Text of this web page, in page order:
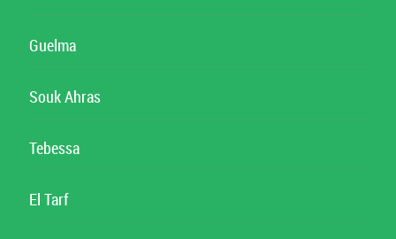
Guelma
Souk Ahras
Tebessa
El Tarf